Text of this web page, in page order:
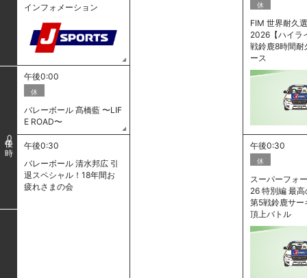
インフォメーション
休
FIM 世界耐久
2026【ハイラ
戦鈴鹿8時間耐
ース
0
午後0:00
休
バレーボール 髙橋藍 〜LIF
E ROAD〜
午後0:30
バレーボール 清水邦広 引
退スペシャル！18年間お
疲れさまの会
午後0:30
休
スーパーフォ
26 特別編 最
第5戦鈴鹿サー
頂上バトル